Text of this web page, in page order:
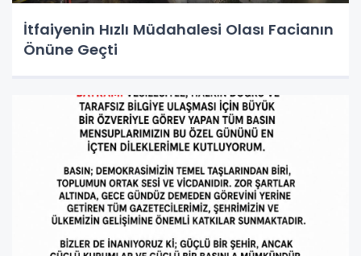
İtfaiyenin Hızlı Müdahalesi Olası Facianın
Önüne Geçti